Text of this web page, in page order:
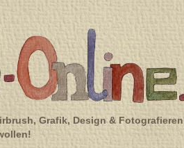
Grafik, Design & Fotografieren